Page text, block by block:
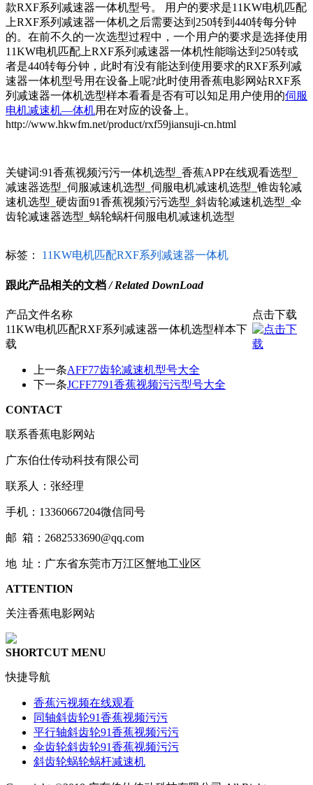
款RXF系列减速器一体机型号。 用户的要求是11KW电机匹配
上RXF系列减速器一体机之后需要达到250转到440转每分钟
的。在前不久的一次选型过程中，一个用户的要求是选择使用
11KW电机匹配上RXF系列减速器一体机性能嗡达到250转或
者是440转每分钟，此时有没有能达到使用要求的RXF系列减
速器一体机型号用在设备上呢?此时使用香蕉电影网站RXF系
列减速器一体机选型样本看看是否有可以知足用户使用的伺服
电机减速机—体机用在对应的设备上。
http://www.hkwfm.net/product/rxf59jiansuji-cn.html
关键词:91香蕉视频污污一体机选型_香蕉APP在线观看选型_
减速器选型_伺服减速机选型_伺服电机减速机选型_锥齿轮减
速机选型_硬齿面91香蕉视频污污选型_斜齿轮减速机选型_伞
齿轮减速器选型_蜗轮蜗杆伺服电机减速机选型
标签： 11KW电机匹配RXF系列减速器一体机
跟此产品相关的文档/ Related DownLoad
产品文件名称
点击下载
11KW电机匹配RXF系列减速器一体机选型样本下
载
上一条AFF77齿轮减速机型号大全
下一条JCFF7791香蕉视频污污型号大全
CONTACT
联系香蕉电影网站
广东伯仕传动科技有限公司
联系人：张经理
手机：13360667204微信同号
邮 箱：2682533690@qq.com
地 址：广东省东莞市万江区蟹地工业区
ATTENTION
关注香蕉电影网站
SHORTCUT MENU
快捷导航
香蕉污视频在线观看
同轴斜齿轮91香蕉视频污污
平行轴斜齿轮91香蕉视频污污
伞齿轮斜齿轮91香蕉视频污污
斜齿轮蜗轮蜗杆减速机